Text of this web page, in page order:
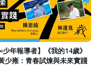
少年報導者】《我的14歲》
少雍：青春試煉與未來實踐